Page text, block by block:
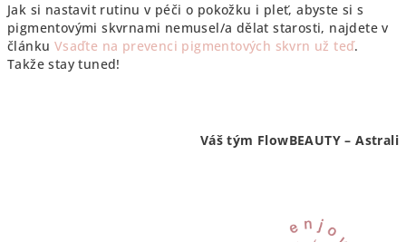
Jak si nastavit rutinu v péči o pokožku i pleť, abyste si s
pigmentovými skvrnami nemusel/a dělat starosti, najdete v
článku Vsaďte na prevenci pigmentových skvrn už teď.
Takže stay tuned!
Váš tým FlowBEAUTY – Astrali